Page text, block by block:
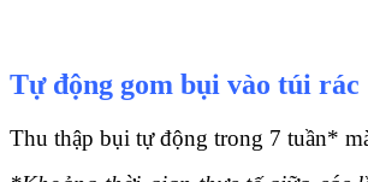
Tự động gom bụi vào túi rác
Thu thập bụi tự động trong 7 tuần*